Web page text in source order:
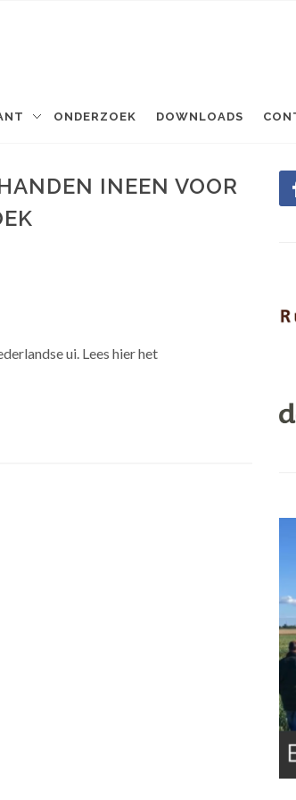
ONDERZOEK DOWNLOADS
INEEN VOOR
ui. Lees hier het